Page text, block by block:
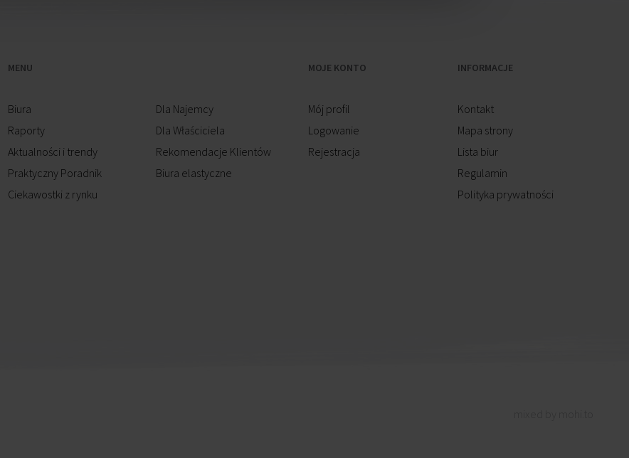
MENU
Biura
Raporty
Aktualności i trendy
Praktyczny Poradnik
Ciekawostki z rynku
Dla Najemcy
Dla Właściciela
Rekomendacje Klientów
Biura elastyczne
MOJE KONTO
Mój profil
Logowanie
Rejestracja
INFORMACJE
Kontakt
Mapa strony
Lista biur
Regulamin
Polityka prywatności